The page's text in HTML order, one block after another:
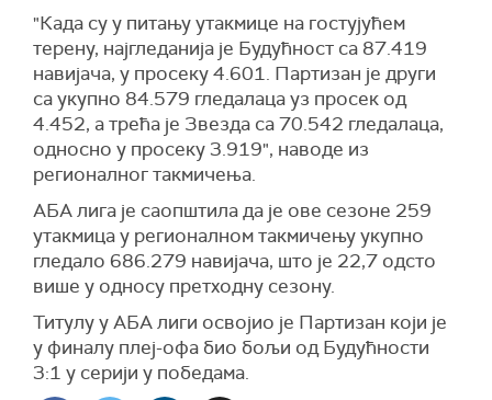
"Када су у питању утакмице на гостујућем
терену, најгледанија је Будућност са 87.419
навијача, у просеку 4.601. Партизан је други
са укупно 84.579 гледалаца уз просек од
4.452, а трећа је Звезда са 70.542 гледалаца,
односно у просеку 3.919", наводе из
регионалног такмичења.
АБА лига је саопштила да је ове сезоне 259
утакмица у регионалном такмичењу укупно
гледало 686.279 навијача, што је 22,7 одсто
више у односу претходну сезону.
Титулу у АБА лиги освојио је Партизан који је
у финалу плеј-офа био бољи од Будућности
3:1 у серији у победама.